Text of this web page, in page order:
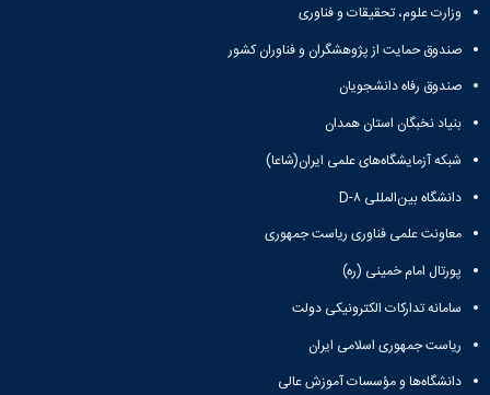
وزارت علوم، تحقیقات و فناوری
صندوق حمایت از پژوهشگران و فناوران کشور
صندوق رفاه دانشجویان
بنیاد نخبگان استان همدان
شبکه آزمایشگاه‌های علمی ایران(شاعا)
دانشگاه بین‌المللی D-۸
معاونت علمی فناوری ریاست جمهوری
پورتال امام خمینی (ره)
سامانه تدارکات الکترونیکی دولت
ریاست جمهوری اسلامی ایران
دانشگاه‌ها و مؤسسات آموزش عالی